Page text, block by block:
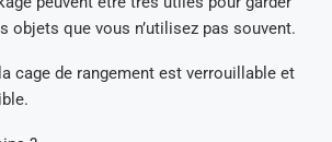
objets que vous n’utilisez pas souvent.
cage de rangement est verrouillable et